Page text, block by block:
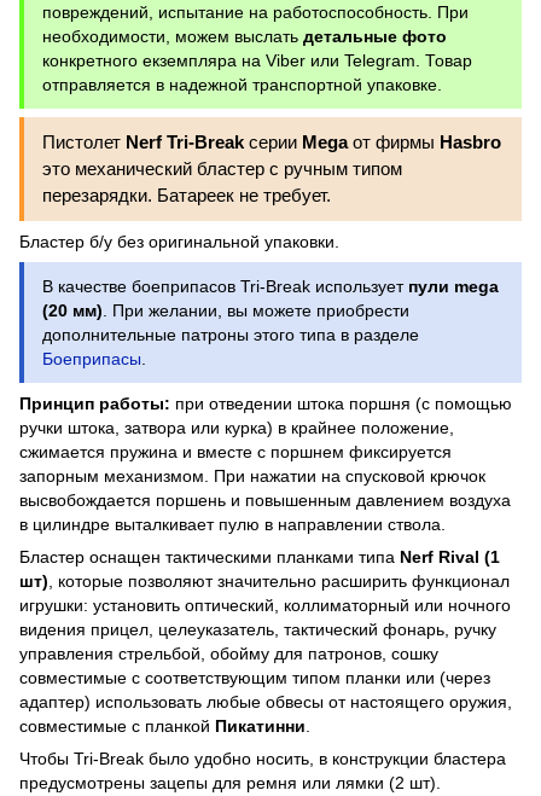
повреждений, испытание на работоспособность. При
необходимости, можем выслать детальные фото
конкретного екземпляра на Viber или Telegram. Товар
отправляется в надежной транспортной упаковке.
Пистолет Nerf Tri-Break серии Megaот фирмы Hasbro
это механический бластер с ручным типом
перезарядки. Батареек не требует.
Бластер б/у без оригинальной упаковки.
В качестве боеприпасов Tri-Break использует пули mega
(20 мм) . При желании, вы можете приобрести
дополнительные патроны этого типа в разделе
Боеприпасы
Принцип работы: при отведении штока поршня (с помощью
ручки штока, затвора или курка) в крайнее положение,
сжимается пружина и вместе с поршнем фиксируется
запорным механизмом. При нажатии на спусковой крючок
высвобождается поршень и повышенным давлением воздуха
в цилиндре выталкивает пулю в направлении ствола.
Бластер оснащен тактическими планками типа Nerf Rival (1
шт) , которые позволяют значительно расширить функционал
игрушки: установить оптический, коллиматорный или ночного
видения прицел, целеуказатель, тактический фонарь, ручку
управления стрельбой, обойму для патронов, сошку
совместимые с соответствующим типом планки или (через
адаптер) использовать любые обвесы от настоящего оружия,
совместимые с планкой Пикатинни
Чтобы Tri-Break было удобно носить, в конструкции бластера
предусмотрены зацепы для ремня или лямки (2 шт).